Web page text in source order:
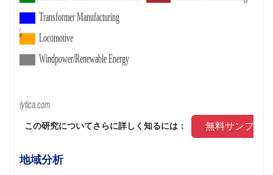
この研究についてさらに詳しく知るには： 無料サンプル
地域分析